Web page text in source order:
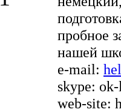
пробное
нашей
e-mail:
skype: ok-
web-site: